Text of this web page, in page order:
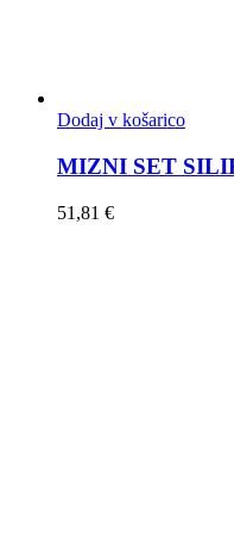
Dodaj v košarico
MIZNI SET
51,81 €